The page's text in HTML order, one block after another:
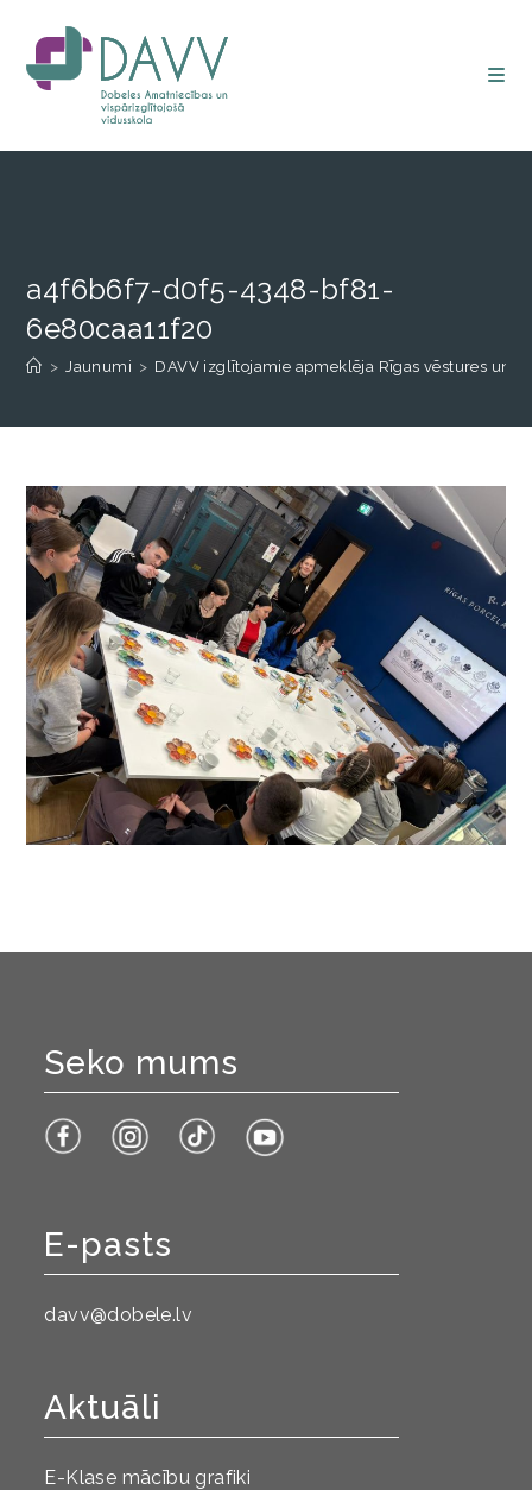
a4f6b6f7-d0f5-4348-bf81-
6e80caa11f20
> Jaunumi > DAVV izglītojamie apmeklēja Rīgas vēstures un
Seko mums
E-pasts
davv@dobele.lv
Aktuāli
E-Klase mācību grafiki